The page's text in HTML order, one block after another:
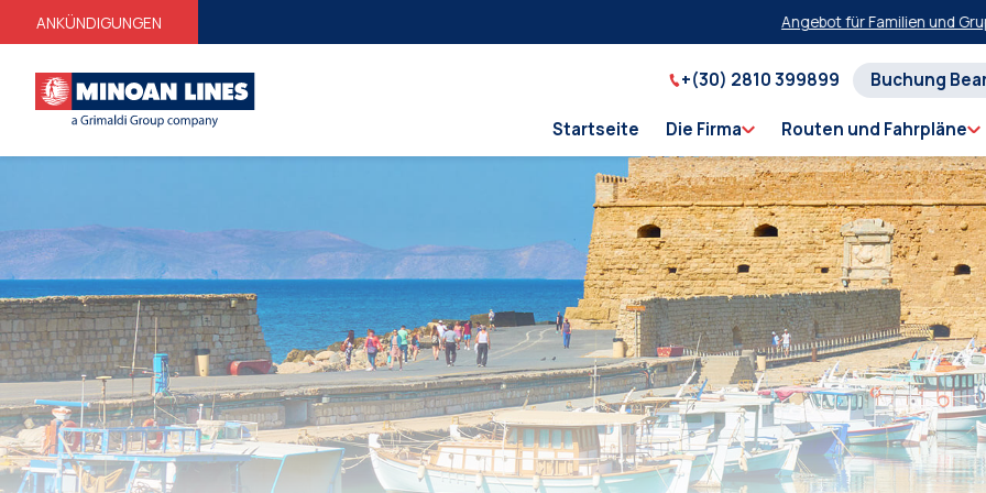
ANKÜNDIGUNGEN Angebot für Familien und Gruppen
+(30) 2810 399899 Buchung
Startseite Die Firma Routen und Fahrpläne